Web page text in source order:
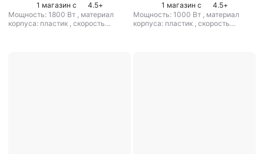
1 магазин с 4.5+
Мощность: 1800 Вт , материал
корпуса: пластик , скорость
1 магазин с 4.5+
Мощность: 1000 Вт , материал
корпуса: пластик , скорость